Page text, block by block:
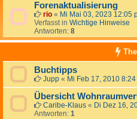
Forenaktualisierung
rio « Mi Mai 03, 2023 12:05
Verfasst in Wichtige Hinweise
Antworten: 8
Buchtipps
Jupp « Mi Feb 17, 2010
Übersicht
Caribe-Klaus « Di Dez 16,
Antworten: 1